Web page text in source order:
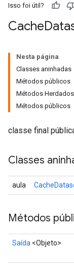
Isso foi útil?
Cache
Nesta página
Classes aninhadas
Métodos públicos
Métodos Herdados
Métodos públicos
classe final
Classes
aula
Métodos
Saída <Objeto>